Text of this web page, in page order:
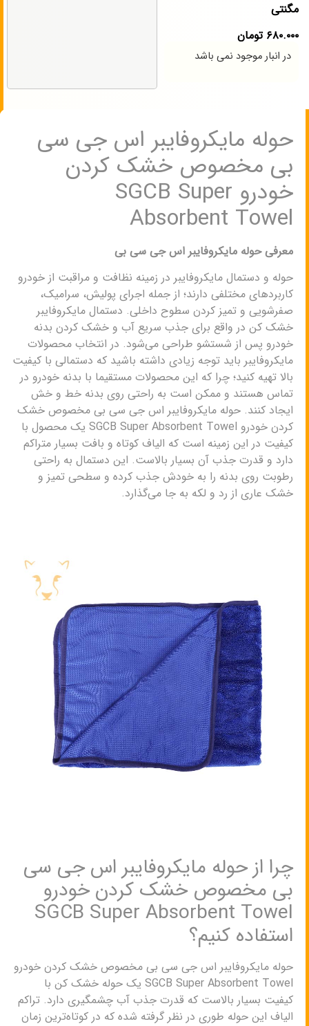
مگنتی
۶۸۰.۰۰۰ تومان
در انبار موجود نمی باشد
حوله مایکروفایبر اس جی سی
بی مخصوص خشک کردن
خودرو SGCB Super
Absorbent Towel
معرفی حوله مایکروفایبر اس جی سی بی
حوله و دستمال مایکروفایبر در زمینه نظافت و مراقبت از خودرو
کاربردهای مختلفی دارند؛ از جمله اجرای پولیش، سرامیک،
صفرشویی و تمیز کردن سطوح داخلی. دستمال مایکروفایبر
خشک کن در واقع برای جذب سریع آب و خشک کردن بدنه
خودرو پس از شستشو طراحی می‌شود. در انتخاب محصولات
مایکروفایبر باید توجه زیادی داشته باشید که دستمالی با کیفیت
بالا تهیه کنید؛ چرا که این محصولات مستقیما با بدنه خودرو در
تماس هستند و ممکن است به راحتی روی بدنه خط و خش
ایجاد کنند. حوله مایکروفایبر اس جی سی بی مخصوص خشک
کردن خودرو SGCB Super Absorbent Towel یک محصول با
کیفیت در این زمینه است که الیاف کوتاه و بافت بسیار متراکم
دارد و قدرت جذب آن بسیار بالاست. این دستمال به راحتی
رطوبت روی بدنه را به خودش جذب کرده و سطحی تمیز و
خشک عاری از رد و لکه به جا می‌گذارد.
چرا از حوله مایکروفایبر اس جی سی
بی مخصوص خشک کردن خودرو
SGCB Super Absorbent Towel
استفاده کنیم؟
حوله مایکروفایبر اس جی سی بی مخصوص خشک کردن خودرو
SGCB Super Absorbent Towel یک حوله خشک کن با
کیفیت بسیار بالاست که قدرت جذب آب چشمگیری دارد. تراکم
الیاف این حوله طوری در نظر گرفته شده که در کوتاه‌ترین زمان